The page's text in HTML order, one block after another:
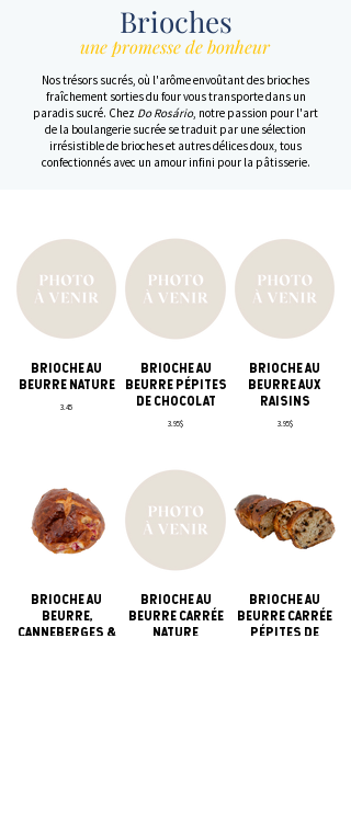
Brioches
une promesse de bonheur
Nos trésors sucrés, où l'arôme envoûtant des brioches
fraîchement sorties du four vous transporte dans un
paradis sucré. Chez Do Rosário, notre passion pour l'art
de la boulangerie sucrée se traduit par une sélection
irrésistible de brioches et autres délices doux, tous
confectionnés avec un amour infini pour la pâtisserie.
BRIOCHE AU
BEURRE NATURE
3.45
BRIOCHE AU
BEURRE PÉPITES
DE CHOCOLAT
3.95$
BRIOCHE AU
BEURRE AUX
RAISINS
3.95$
BRIOCHE AU
BEURRE,
CANNEBERGES &
BRIOCHE AU
BEURRE CARRÉE
NATURE
BRIOCHE AU
BEURRE CARRÉE
PÉPITES DE